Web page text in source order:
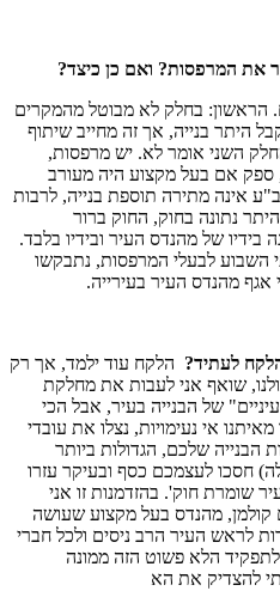
המרפסות? ואם כן כיצד?
הראשון: בחלק לא מבוטל מהמקרים
היתר בנייה, אך זה מחייב שיתוף
השני אומר לא. יש מרפסות,
ספק אם בעל מקצוע היה מעורב
אינה מתירה תוספת בנייה, לרבות
נתונה בחוק, החוק ברור
של מהנדס העיר ובידיו בלבד.
השבוע לבעלי המרפסות, נתבקשו
אגף מהנדס העיר בעירייה.
לעתיד? הלקח עוד ילמד, אך רק
שואף אני לעבות את מחלקת
של הבנייה בעיר, אבל הכי
אי נעימויות, נצלו את עובדי
שלכם, הגדולות ביותר
חסכו לעצמכם כסף ובעיקר עזרו
שומרת חוק'. בהזדמנות זו אני
קולמן, מהנדס בעל מקצוע שעושה
לראש העיר הרב ניסים ולכל חברי
הלא פשוט הזה ממונה
להצדיק את הא